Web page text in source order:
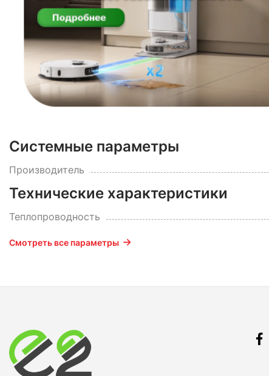
Системные параметры
Производитель
Технические характеристики
Теплопроводность
Смотреть все параметры